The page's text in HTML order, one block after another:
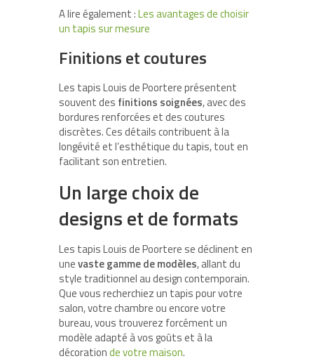
A lire également :Les avantages de choisir
un tapis sur mesure
Finitions et coutures
Les tapis Louis de Poortere présentent
souvent des finitions soignées, avec des
bordures renforcées et des coutures
discrètes. Ces détails contribuent à la
longévité et l’esthétique du tapis, tout en
facilitant son entretien.
Un large choix de
designs et de formats
Les tapis Louis de Poortere se déclinent en
unevaste gamme de modèles, allant du
style traditionnel au design contemporain.
Que vous recherchiez un tapis pour votre
salon, votre chambre ou encore votre
bureau, vous trouverez forcément un
modèle adapté à vos goûts et à la
décorationde votre maison.